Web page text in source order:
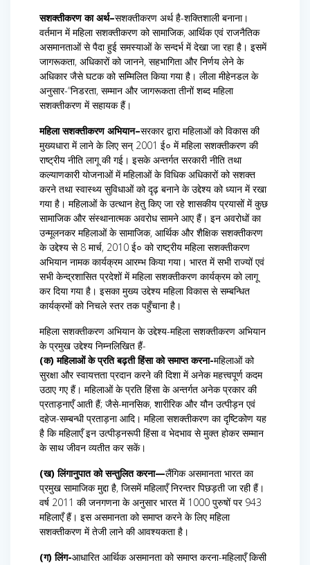
सशक्तीकरण का अर्थ–सशक्तीकरण अर्थ है-शक्तिशाली बनाना।
वर्तमान में महिला सशक्तीकरण को सामाजिक, आर्थिक एवं राजनैतिक
असमानताओं से पैदा हुई समस्याओं के सन्दर्भ में देखा जा रहा है। इसमें
जागरूकता, अधिकारों को जानने, सहभागिता और निर्णय लेने के
अधिकार जैसे घटक को सम्मिलित किया गया है। लीला मीहेनडल के
अनुसार-“निडरता, सम्मान और जागरूकता तीनों शब्द महिला
सशक्तीकरण में सहायक हैं।
महिला सशक्तीकरण अभियान–सरकार द्वारा महिलाओं को विकास की
मुख्यधारा में लाने के लिए सन् 2001 ई० में महिला सशक्तीकरण की
राष्ट्रीय नीति लागू की गई। इसके अन्तर्गत सरकारी नीति तथा
कल्याणकारी योजनाओं में महिलाओं के विधिक अधिकारों को सशक्त
करने तथा स्वास्थ्य सुविधाओं को दृढ़ बनाने के उद्देश्य को ध्यान में रखा
गया है। महिलाओं के उत्थान हेतु किए जा रहे शासकीय प्रयासों में कुछ
सामाजिक और संस्थानात्मक अवरोध सामने आए हैं। इन अवरोधों का
उन्मूलनकर महिलाओं के सामाजिक, आर्थिक और शैक्षिक सशक्तीकरण
के उद्देश्य से 8 मार्च, 2010 ई० को राष्ट्रीय महिला सशक्तीकरण
अभियान नामक कार्यक्रम आरम्भ किया गया। भारत में सभी राज्यों एवं
सभी केन्द्रशासित प्रदेशों में महिला सशक्तीकरण कार्यक्रम को लागू
कर दिया गया है। इसका मुख्य उद्देश्य महिला विकास से सम्बन्धित
कार्यक्रमों को निचले स्तर तक पहुँचाना है।
महिला सशक्तीकरण अभियान के उद्देश्य-महिला सशक्तीकरण अभियान
के प्रमुख उद्देश्य निम्नलिखित हैं-
(क) महिलाओं के प्रति बढ़ती हिंसा को समाप्त करना-महिलाओं को
सुरक्षा और स्वायत्तता प्रदान करने की दिशा में अनेक महत्त्वपूर्ण कदम
उठाए गए हैं। महिलाओं के प्रति हिंसा के अन्तर्गत अनेक प्रकार की
प्रताड़नाएँ आती हैं; जैसे-मानसिक, शारीरिक और यौन उत्पीड़न एवं
दहेज-सम्बन्धी प्रताड़ना आदि। महिला सशक्तीकरण का दृष्टिकोण यह
है कि महिलाएँ इन उत्पीड़नरूपी हिंसा व भेदभाव से मुक्त होकर सम्मान
के साथ जीवन व्यतीत कर सकें।
(ख) लिंगानुपात को सन्तुलित करना—लैंगिक असमानता भारत का
प्रमुख सामाजिक मुद्दा है, जिसमें महिलाएँ निरन्तर पिछड़ती जा रही हैं।
वर्ष 2011 की जनगणना के अनुसार भारत में 1000 पुरुषों पर 943
महिलाएँ हैं। इस असमानता को समाप्त करने के लिए महिला
सशक्तीकरण में तेजी लाने की आवश्यकता है।
(ग) लिंग-आधारित आर्थिक असमानता को समाप्त करना-महिलाएँ किसी